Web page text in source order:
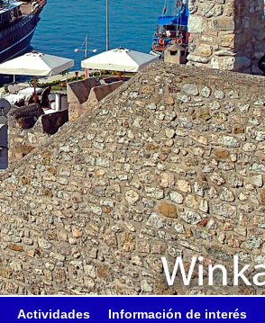
Actividades Información de interés